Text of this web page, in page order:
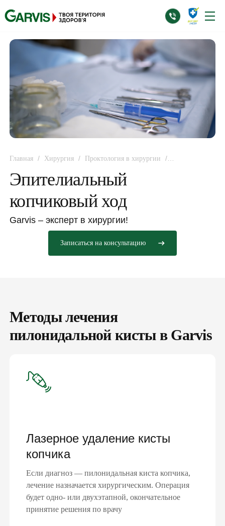
Главная / Хирургия / Проктология в хирургии
/
Эпителиальный
копчиковый ход
Garvis – эксперт в хирургии!
Записаться на консультацию
Методы лечения
пилонидальной кисты в Garvis
Лазерное удаление кисты
копчика
Если диагноз — пилонидальная киста копчика,
лечение назначается хирургическим. Операция
будет одно- или двухэтапной, окончательное
принятие решения по врачу